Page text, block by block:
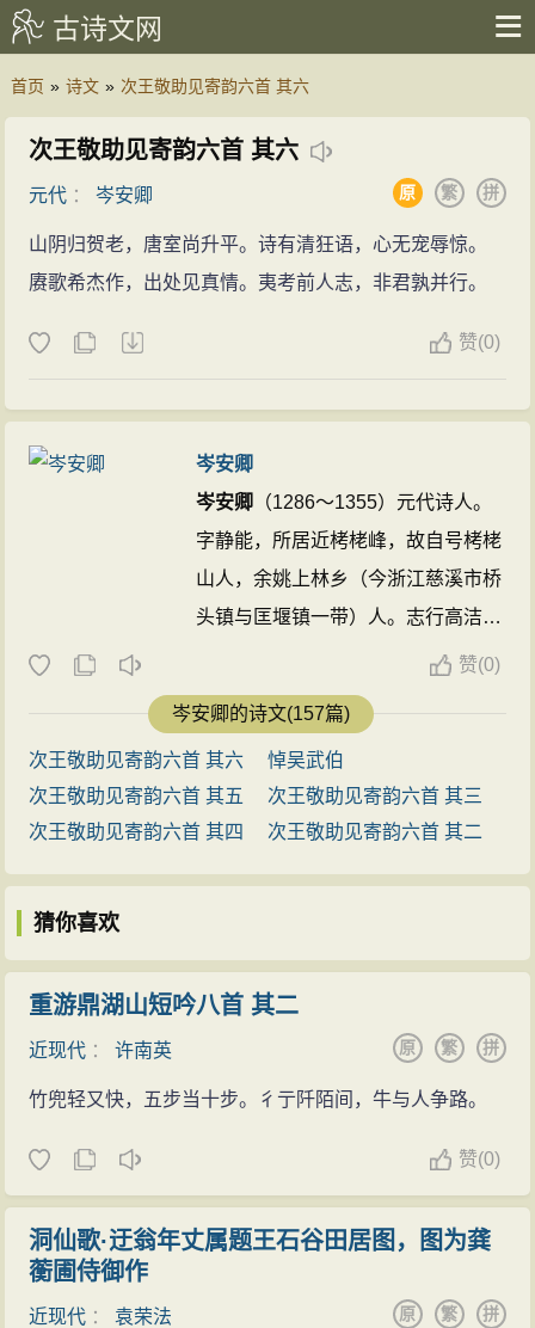
古诗文网
首页 » 诗文 » 次王敬助见寄韵六首 其六
次王敬助见寄韵六首 其六
元代 ：岑安卿 拼
繁
原
山阴归贺老，唐室尚升平。诗有清狂语，心无宠辱惊。
赓歌希杰作，出处见真情。夷考前人志，非君孰并行。
赞(0)
岑安卿
岑安卿 （1286～1355）元代诗人。
字静能，所居近栲栳峰，故自号栲栳
山人，余姚上林乡（今浙江慈溪市桥
头镇与匡堰镇一带）人。志行高洁，
穷阨以终，尝作《三哀诗》，吊宋遗
民之在里中者，寄托深远，脍炙人
口。著有《栲栳山人集》三卷，《四
库总目》评其诗戛戛孤往，如其为
人。 ...
赞(0)
岑安卿的诗文(157篇)
次王敬助见寄韵六首 其六
悼吴武伯
次王敬助见寄韵六首 其五
次王敬助见寄韵六首 其三
次王敬助见寄韵六首 其四
次王敬助见寄韵六首 其二
猜你喜欢
重游鼎湖山短吟八首 其二
近现代 ：许南英 拼
繁
原
竹兜轻又快，五步当十步。彳亍阡陌间，牛与人争路。
赞(0)
洞仙歌·迂翁年丈属题王石谷田居图，图为龚
蘅圃侍御作
近现代 ：袁荣法 拼
繁
原